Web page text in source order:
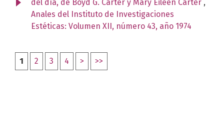
del día, de Boyd G. Carter y Mary Eileen Carter ,
Anales del Instituto de Investigaciones
Estéticas: Volumen XII, número 43, año 1974
1 2 3 4 > >>